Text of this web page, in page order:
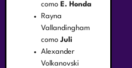
como E. Honda
Rayna
Vallandingham
como Juli
Alexander
Volkanovski